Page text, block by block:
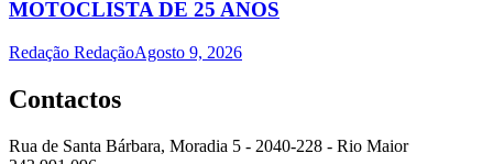
MOTOCLISTA DE 25 ANOS
Redação RedaçãoAgosto 9, 2026
Contactos
Rua de Santa Bárbara, Moradia 5 - 2040-228 - Rio Maior